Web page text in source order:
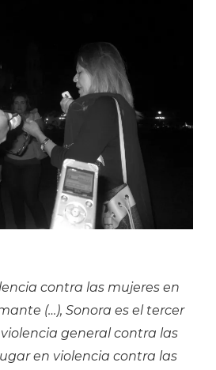
contra las mujeres en
(…), Sonora es el tercer
general contra las
en violencia contra las